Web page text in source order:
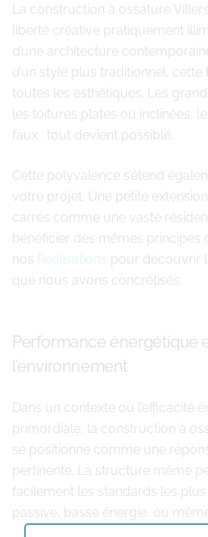
La construction à ossature
liberté créative pratiquement
d’une architecture
d’un style plus traditionnel, cette
toutes les esthétiques. Les
les toitures plates ou inclinées,
faux : tout devient possible.
Cette polyvalence s’étend
votre projet. Une petite
carrés comme une vaste
bénéficier des mêmes principes
nos Realisations pour découvrir
que nous avons concrétisés.
Performance énergétique
l’environnement
Dans un contexte où l’efficacité
primordiale, la construction à
se positionne comme une
pertinente. La structure même
facilement les standards les
passive, basse énergie, ou